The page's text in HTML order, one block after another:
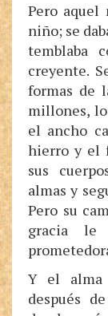
Pero aquel
niño; se
temblaba
creyente.
formas de
millones,
el ancho
hierro y el
sus
almas y
Pero su
gracia le
Y el alma
después